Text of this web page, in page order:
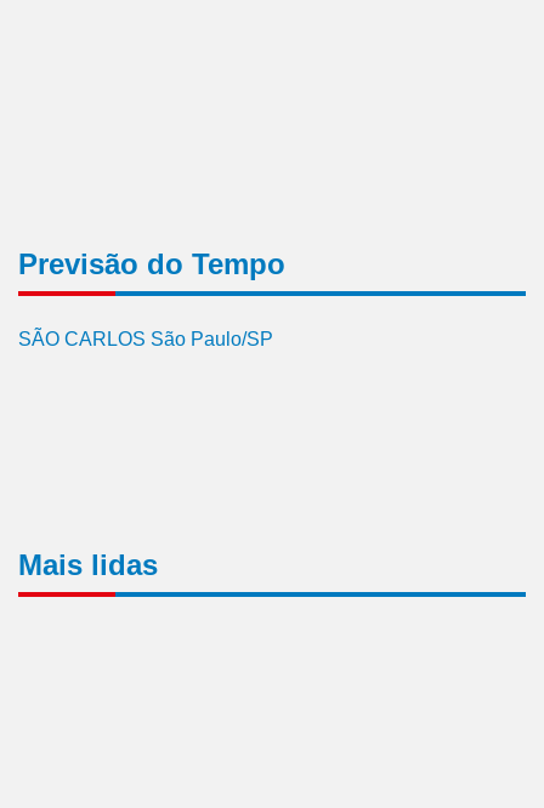
Previsão do Tempo
SÃO CARLOS São Paulo/SP
Mais lidas